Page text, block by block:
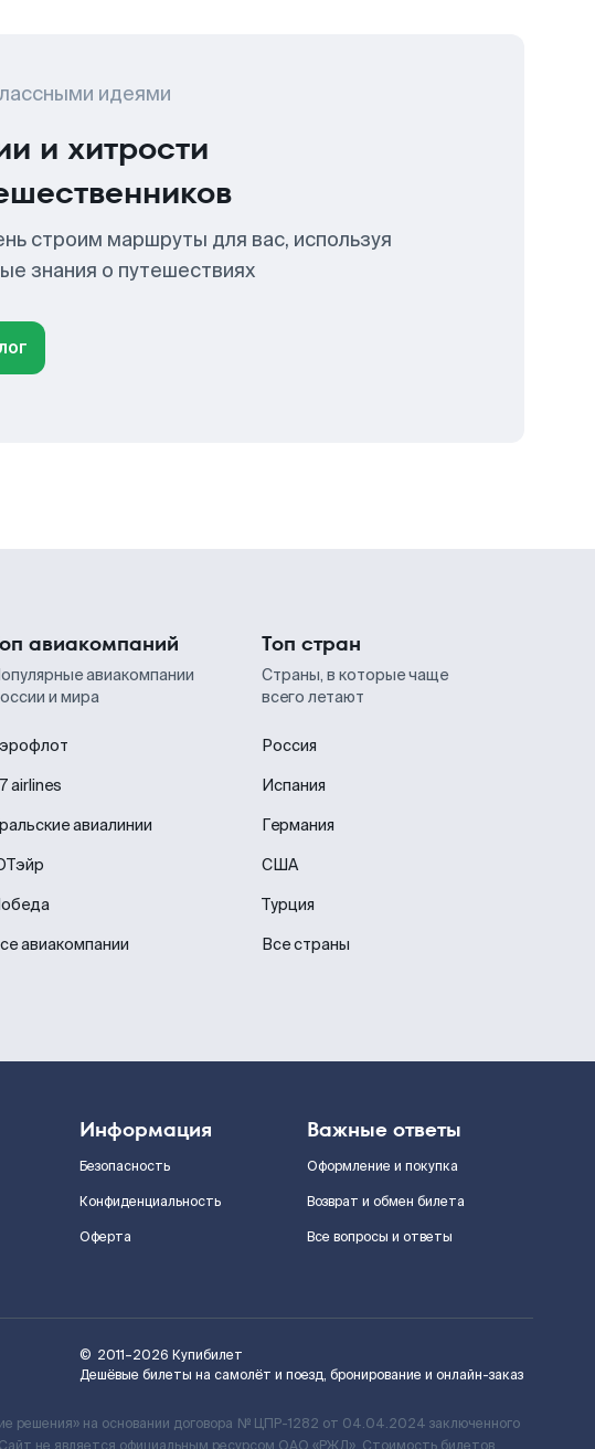
идеями
и хитрости
строим маршруты для вас, используя
знания о путешествиях
авиакомпаний
авиакомпании
и мира
airlines
авиалинии
авиакомпании
Топ стран
Страны, в которые чаще
всего летают
Россия
Испания
Германия
США
Турция
Все страны
Информация
Безопасность
Конфиденциальность
Оферта
Важные ответы
Оформление и покупка
Возврат и обмен билета
Все вопросы и ответы
© 2011–2026 Купибилет
Дешёвые билеты на самолёт и поезд, бронирование и онлайн-заказ
на основании договора № ЦПР-1282 от 04.04.2024 заключенного